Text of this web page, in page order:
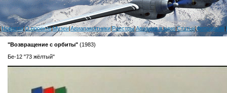
|Новости|О проекте|Музеи|Авиапамятники|Реестры|Авиация в кино|Статьи|Фотоархив|
"Возвращение с орбиты"(1983)
Бе-12 "73 жёлтый"